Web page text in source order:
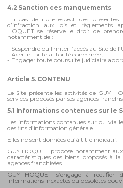
4.2 Sanction des manquements
En cas de non-respect des
d’infraction aux lois et règlements
HOQUET se réserve le droit de
notamment de :
- Suspendre ou limiter l’accès au Site de
- Avertir toute autorité concernée ;
- Engager toute poursuite judiciaire
Article 5. CONTENU
Le Site présente les activités de GUY
services proposés par ses agences
5.1 Informations contenues sur le
Les informations contenues sur ou via
des fins d’information générale.
Elles ne sont données qu’à titre indicatif.
GUY HOQUET propose notamment
caractéristiques des biens proposés à
agences franchisées.
GUY HOQUET s’engage à rectifier
informations inexactes ou obsolètes